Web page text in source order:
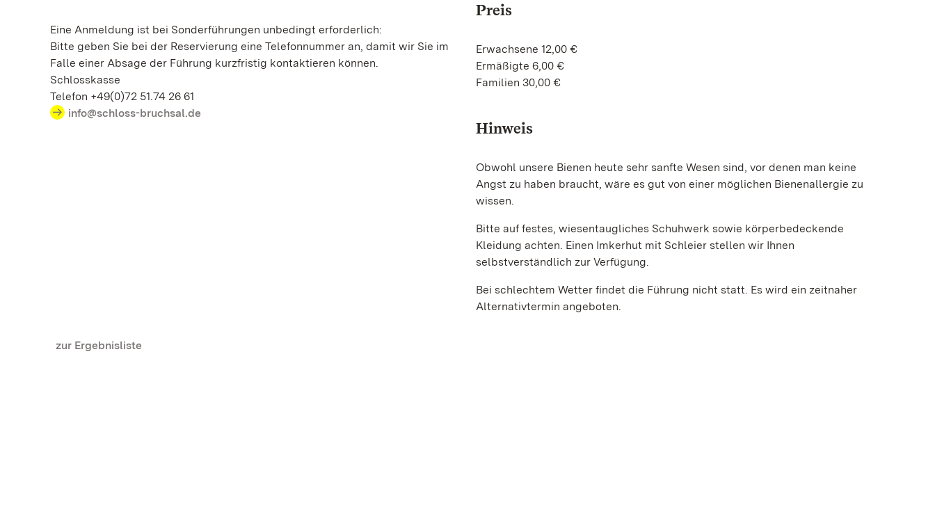
Eine Anmeldung ist bei Sonderführungen unbedingt erforderlich:
Bitte geben Sie bei der Reservierung eine Telefonnummer an, damit wir Sie im
Falle einer Absage der Führung kurzfristig kontaktieren können.
Schlosskasse
Telefon +49(0)72 51.74 26 61
info@schloss-bruchsal.de
Preis
Erwachsene 12,00 €
Ermäßigte 6,00 €
Familien 30,00 €
Hinweis
Obwohl unsere Bienen heute sehr sanfte Wesen sind, vor denen man keine
Angst zu haben braucht, wäre es gut von einer möglichen Bienenallergie zu
wissen.
Bitte auf festes, wiesentaugliches Schuhwerk sowie körperbedeckende
Kleidung achten. Einen Imkerhut mit Schleier stellen wir Ihnen
selbstverständlich zur Verfügung.
Bei schlechtem Wetter findet die Führung nicht statt. Es wird ein zeitnaher
Alternativtermin angeboten.
zur Ergebnisliste